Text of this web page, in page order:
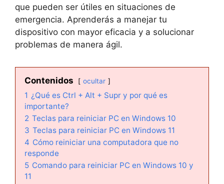
que pueden ser útiles en situaciones de
emergencia. Aprenderás a manejar tu
dispositivo con mayor eficacia y a solucionar
problemas de manera ágil.
Contenidos ocultar
1 ¿Qué es Ctrl + Alt + Supr y por qué es
importante?
2 Teclas para reiniciar PC en Windows 10
3 Teclas para reiniciar PC en Windows 11
4 Cómo reiniciar una computadora que no
responde
5 Comando para reiniciar PC en Windows 10 y
11